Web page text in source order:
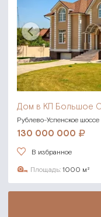
Дом в КП Большое
Рублево-Успенское шоссе
130 000 000
В избранное
Площадь: 1000 м²